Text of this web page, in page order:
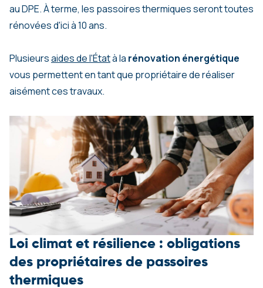
au DPE. À terme, les passoires thermiques seront toutes
rénovées d'ici à 10 ans.
Plusieursaides de l'Étatà la rénovation énergétique
vous permettent en tant que propriétaire de réaliser
aisément ces travaux.
Loi climat et résilience : obligations
des propriétaires de passoires
thermiques